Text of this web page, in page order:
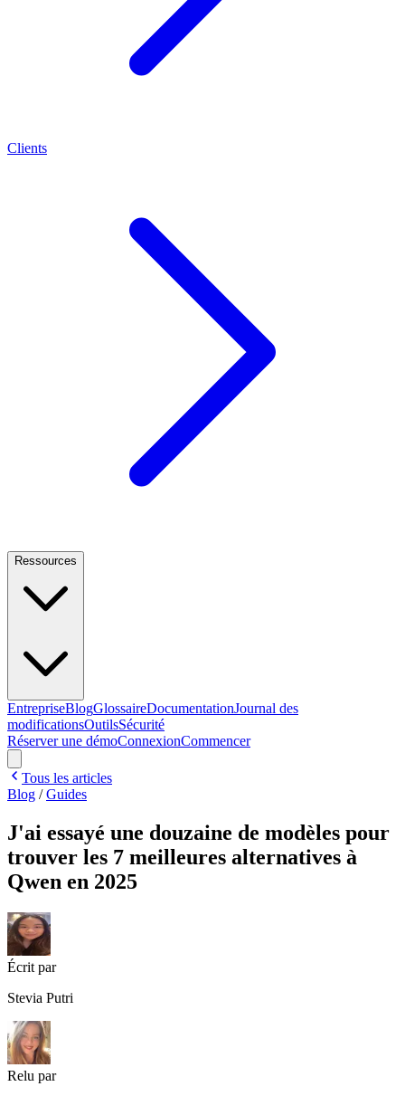
Clients
Ressources
EntrepriseBlogGlossaireDocumentationJournal des
modificationsOutilsSécurité
Réserver une démoConnexionCommencer
Tous les articles
Blog /Guides
J'ai essayé une douzaine de modèles pour
trouver les 7 meilleures alternatives à
Qwen en 2025
Écrit par
Stevia Putri
Relu par